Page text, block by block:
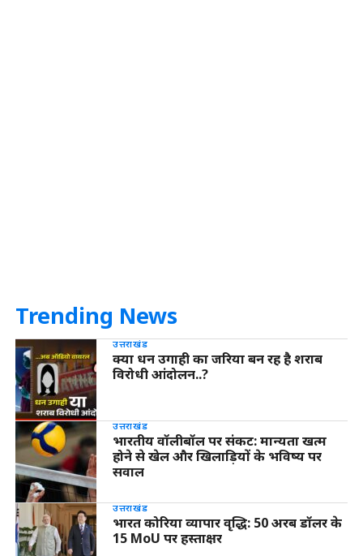
Trending News
उत्तराखंड
क्या धन उगाही का जरिया बन रह है शराब
विरोधी आंदोलन..?
उत्तराखंड
भारतीय वॉलीबॉल पर संकट: मान्यता खत्म
होने से खेल और खिलाड़ियों के भविष्य पर
सवाल
उत्तराखंड
भारत कोरिया व्यापार वृद्धि: 50 अरब डॉलर के
15 MoU पर हस्ताक्षर